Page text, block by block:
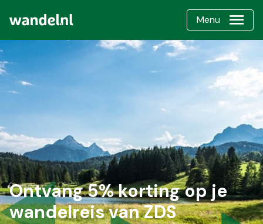
Menu
Ontvang 5% korting op je
wandelreis van ZDS